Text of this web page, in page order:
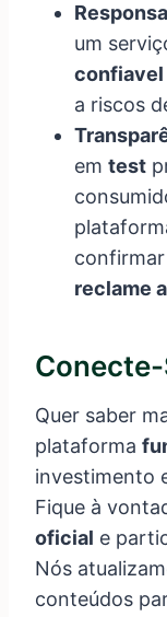
um
confiavel
a riscos
em test
reclame
Quer saber
plataforma
investimento
Fique à
oficial e
Nós
conteúdos